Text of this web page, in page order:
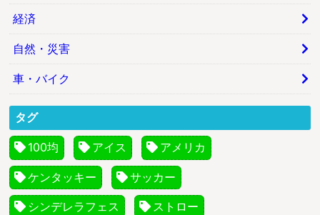
経済
自然・災害
車・バイク
タグ
100均 アイス アメリカ
ケンタッキー サッカー
シンデレラフェス ストロー